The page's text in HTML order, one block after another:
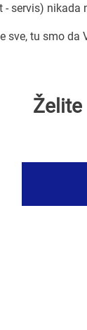
- servis) nikada
sve, tu smo da
Želite